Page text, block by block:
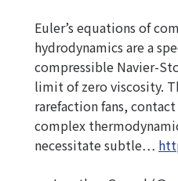
Euler’s equations of
hydrodynamics are a
compressible Navier-
limit of zero viscosity.
rarefaction fans,
complex
necessitate subtle…